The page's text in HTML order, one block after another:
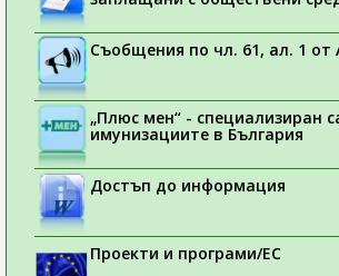
Съобщения по чл. 61, ал. 1 от
„Плюс мен“ - специализиран
имунизациите в България
Достъп до информация
Проекти и програми/ЕС